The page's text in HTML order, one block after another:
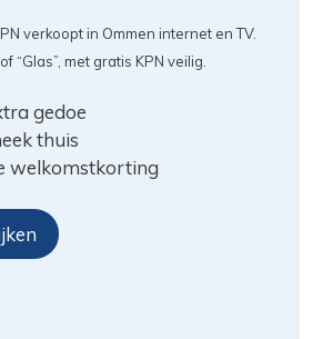
verkoopt in Ommen internet en TV.
“Glas”, met gratis KPN veilig.
gedoe
thuis
welkomstkorting